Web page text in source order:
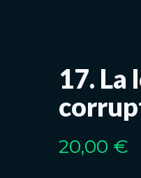
17. La
20,00 €